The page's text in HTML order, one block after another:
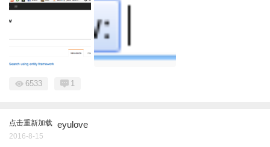
6533 1
点击重新加载 eyulove
2016-8-15